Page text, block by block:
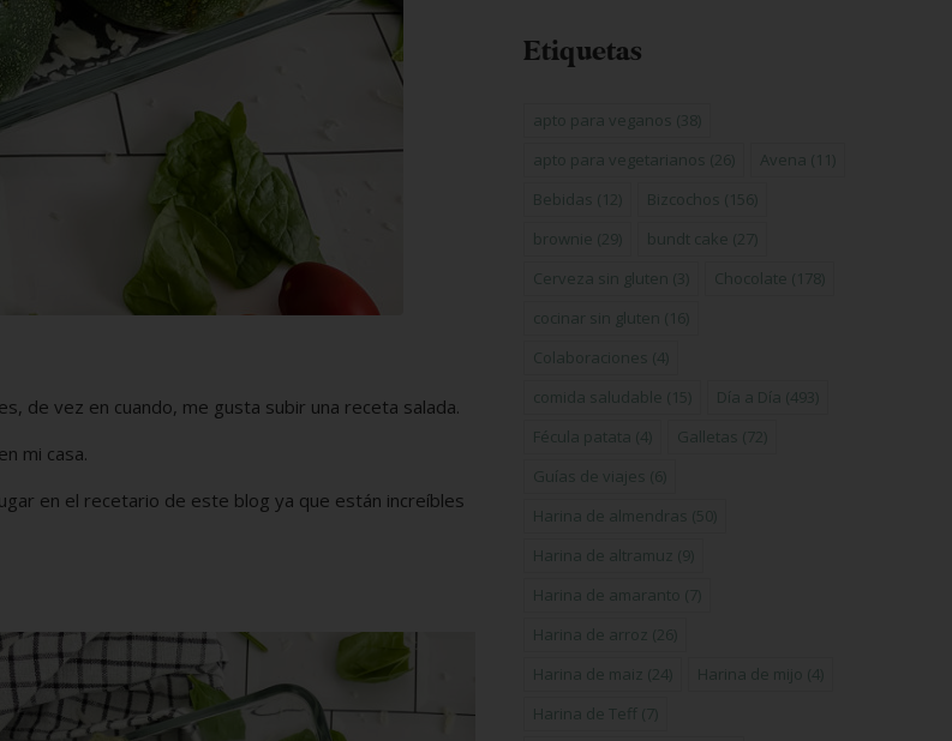
de vez en cuando, me gusta subir una receta salada.
mi casa.
en el recetario de este blog ya que están increíbles
Etiquetas
apto para veganos (38)
apto para vegetarianos (26) Avena (11)
Bebidas (12) Bizcochos (156)
brownie (29) bundt cake (27)
Cerveza sin gluten (3) Chocolate (178)
cocinar sin gluten (16)
Colaboraciones (4)
comida saludable (15) Día a Día (493)
Fécula patata (4) Galletas (72)
Guías de viajes (6)
Harina de almendras (50)
Harina de altramuz (9)
Harina de amaranto (7)
Harina de arroz (26)
Harina de maiz (24) Harina de mijo (4)
Harina de Teff (7)